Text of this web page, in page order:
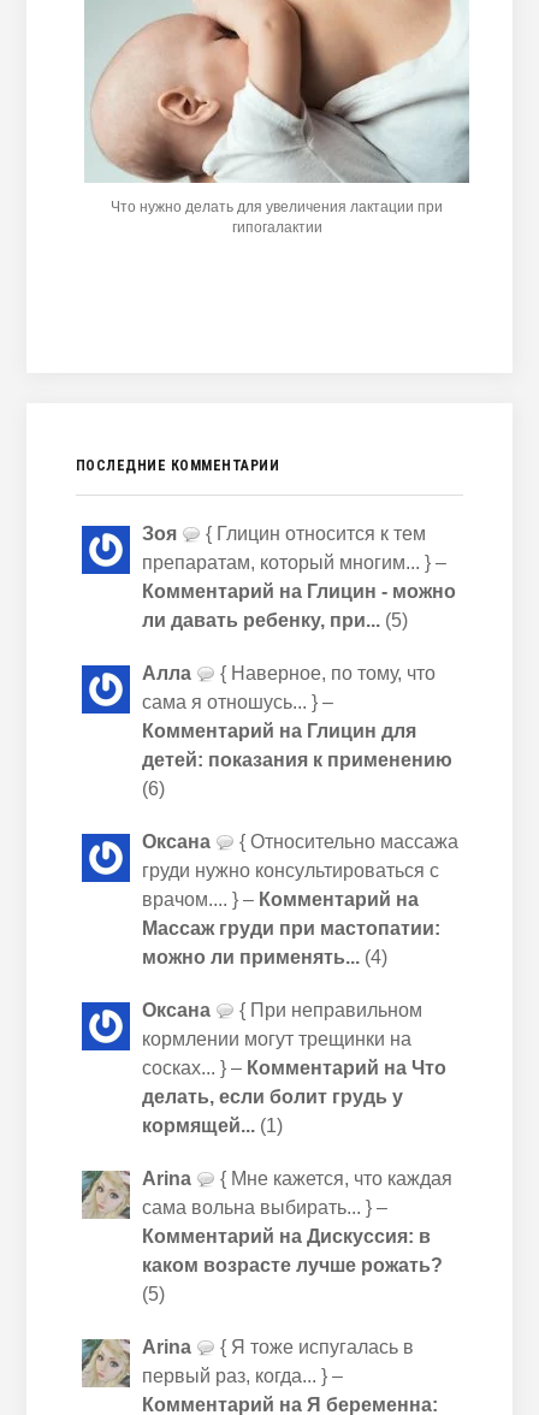
Что нужно делать для увеличения лактации при
гипогалактии
ПОСЛЕДНИЕ КОММЕНТАРИИ
Зоя
{ Глицин относится к тем
препаратам, который многим... } –
Комментарий на Глицин - можно
ли давать ребенку, при...(5)
Алла
{ Наверное, по тому, что
сама я отношусь... } –
Комментарий на Глицин для
детей: показания к применению
(6)
Оксана
{ Относительно массажа
груди нужно консультироваться с
врачом.... } – Комментарий на
Массаж груди при мастопатии:
можно ли применять...(4)
Оксана
{ При неправильном
кормлении могут трещинки на
сосках... } – Комментарий на Что
делать, если болит грудь у
кормящей...(1)
Arina
{ Мне кажется, что каждая
сама вольна выбирать... } –
Комментарий на Дискуссия: в
каком возрасте лучше рожать?
(5)
Arina
{ Я тоже испугалась в
первый раз, когда... } –
Комментарий на Я беременна: